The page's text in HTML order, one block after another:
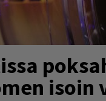
isoin